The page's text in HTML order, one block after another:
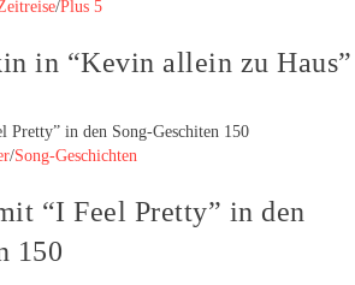
/Plus 5
in “Kevin allein zu Haus”
/Song-Geschichten
“I Feel Pretty” in den
150